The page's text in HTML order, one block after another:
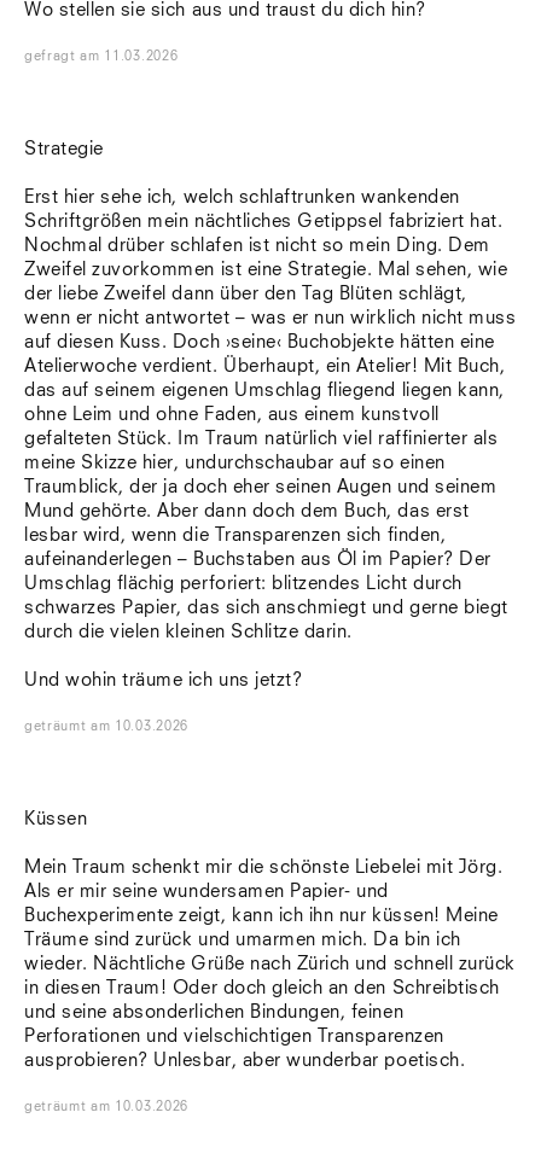
Wo stellen sie sich aus und traust du dich hin?
gefragt am 11.03.2026
Strategie
Erst hier sehe ich, welch schlaftrunken wankenden
Schriftgrößen mein nächtliches Getippsel fabriziert hat.
Nochmal drüber schlafen ist nicht so mein Ding. Dem
Zweifel zuvorkommen ist eine Strategie. Mal sehen, wie
der liebe Zweifel dann über den Tag Blüten schlägt,
wenn er nicht antwortet – was er nun wirklich nicht muss
auf diesen Kuss. Doch ›seine‹ Buchobjekte hätten eine
Atelierwoche verdient. Überhaupt, ein Atelier! Mit Buch,
das auf seinem eigenen Umschlag fliegend liegen kann,
ohne Leim und ohne Faden, aus einem kunstvoll
gefalteten Stück. Im Traum natürlich viel raffinierter als
meine Skizze hier, undurchschaubar auf so einen
Traumblick, der ja doch eher seinen Augen und seinem
Mund gehörte. Aber dann doch dem Buch, das erst
lesbar wird, wenn die Transparenzen sich finden,
aufeinanderlegen – Buchstaben aus Öl im Papier? Der
Umschlag flächig perforiert: blitzendes Licht durch
schwarzes Papier, das sich anschmiegt und gerne biegt
durch die vielen kleinen Schlitze darin.
Und wohin träume ich uns jetzt?
geträumt am 10.03.2026
Küssen
Mein Traum schenkt mir die schönste Liebelei mit Jörg.
Als er mir seine wundersamen Papier- und
Buchexperimente zeigt, kann ich ihn nur küssen! Meine
Träume sind zurück und umarmen mich. Da bin ich
wieder. Nächtliche Grüße nach Zürich und schnell zurück
in diesen Traum! Oder doch gleich an den Schreibtisch
und seine absonderlichen Bindungen, feinen
Perforationen und vielschichtigen Transparenzen
ausprobieren? Unlesbar, aber wunderbar poetisch.
geträumt am 10.03.2026